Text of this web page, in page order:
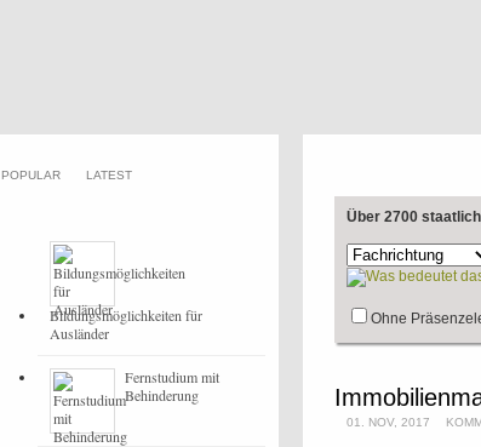
Über 2700
Ohne
01. NOV, 2017
POPULAR LATEST
Bildungsmöglichkeiten für
Ausländer
Fernstudium mit
Behinderung